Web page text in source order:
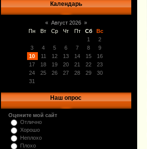
Календарь
« Август 2026 »
Пн
Вт Ср Чт Пт Сб
Вс
1
2
3
4 5 6 7 8
9
10
11 12 13 14 15
16
17
18 19 20 21 22
23
24
25 26 27 28 29
30
31
Наш опрос
Оцените мой сайт
Отлично
Хорошо
Неплохо
Плохо